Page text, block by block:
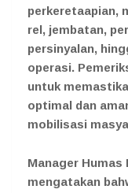
perkeretaapian,
rel, jembatan,
persinyalan,
operasi.
untuk
optimal dan
mobilisasi
Manager Humas
mengatakan